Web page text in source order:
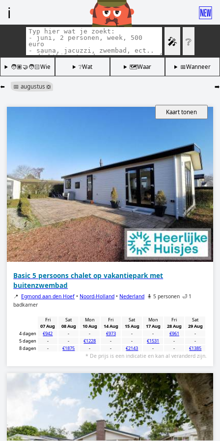
ℹ️ 🆕
🎤 ❔
🧑🏽‍🤝‍🧑🏻Wie ❔Wat 🗺️Waar 📅Wanneer
⬅️ ➡️
📅 augustus ❎
Kaart tonen
Basic 5 persoons chalet op vakantiepark met
buitenzwembad
📍 Egmond aan den Hoef • Noord-Holland • Nederland 🧍 5 personen 🛁 1
badkamer
Fri
07 Aug
Sat
08 Aug
Mon
10 Aug
Fri
14 Aug
Sat
15 Aug
Mon
17 Aug
Fri
28 Aug
Sat
29 Aug
4 dagen
€942 - - €973 - - €961
-
5 dagen
- - €1228 - - €1531 -
-
8 dagen
- €1875 - - €2143 - - €1385
* De prijs is een indicatie en kan al veranderd zijn.